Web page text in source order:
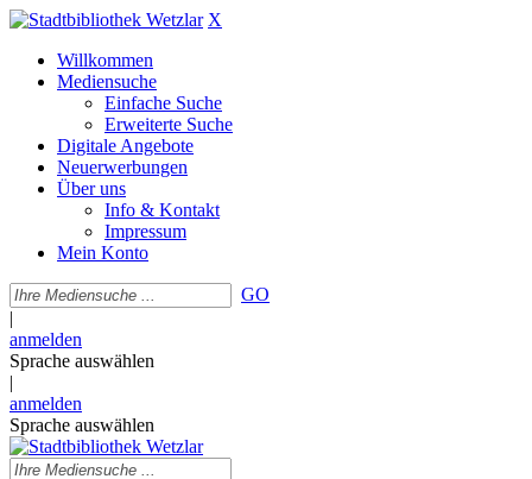
X
Willkommen
Mediensuche
Einfache Suche
Erweiterte Suche
Digitale Angebote
Neuerwerbungen
Über uns
Info & Kontakt
Impressum
Mein Konto
GO
|
anmelden
Sprache auswählen
|
anmelden
Sprache auswählen